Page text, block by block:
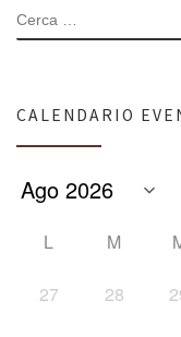
CERCA
CALENDARIO
L M
27 28